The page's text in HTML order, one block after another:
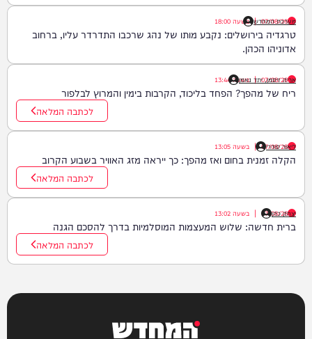
מערכת המחדש
07/08/26
| בשעה 18:00
טרגדיה בירושלים: נקבע מותו של נהג שרכבו התדרדר עליו, ברחוב
אדוניהו הכהן.
אריה זיסמן, יתד נאמן
07/08/26
| בשעה13:44
ריח של מהפך? הפחד בליכוד, הקרבות בימין והמרוץ לבלפור
לכתבה המלאה
ליאור סודרי
07/08/26
| בשעה 13:05
הקלה זמנית בחום ואז מהפך: כך ייראה מזג האוויר בשבוע הקרוב
לכתבה המלאה
יצחק כהן
07/08/26
| בשעה 13:02
ברית חדשה: שלוש המעצמות המוסלמיות בדרך להסכם הגנה
לכתבה המלאה
המחדש